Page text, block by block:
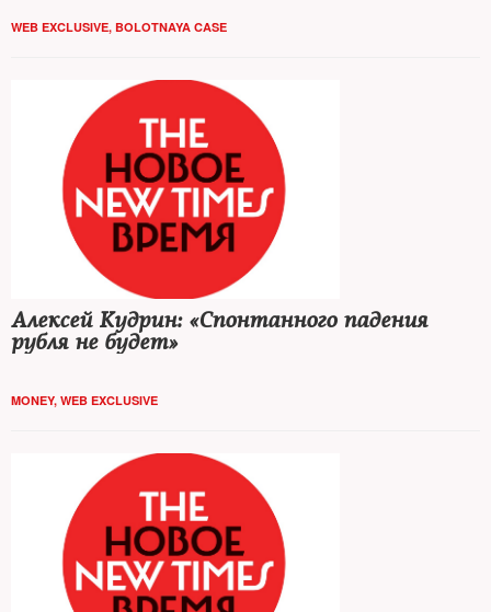
WEB EXCLUSIVE, BOLOTNAYA CASE
Алексей Кудрин: «Спонтанного падения
рубля не будет»
MONEY, WEB EXCLUSIVE